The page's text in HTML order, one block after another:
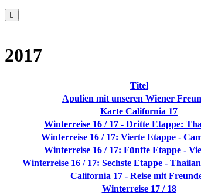
2017
Titel
Apulien mit unseren Wiener
Karte California 17
Winterreise 16 / 17 - Dritte Etappe:
Winterreise 16 / 17: Vierte Etappe -
Winterreise 16 / 17: Fünfte Etappe -
Winterreise 16 / 17: Sechste Etappe -
California 17 - Reise mit
Winterreise 17 / 18